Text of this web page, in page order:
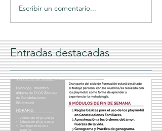
Escribir un comentario...
Entradas destacadas